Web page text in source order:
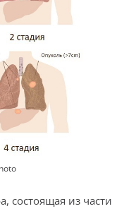
состоящая из части